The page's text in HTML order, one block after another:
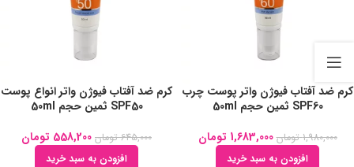
کرم ضد آفتاب فیوژن واتر پوست چرب
SPF60 ثمین حجم 50ml
1,980,000 تومان 1,683,000 تومان
افزودن به سبد خرید
کرم ضد آفتاب فیوژن واتر انواع پوست
SPF50 ثمین حجم 50ml
645,000 تومان 558,200 تومان
افزودن به سبد خرید